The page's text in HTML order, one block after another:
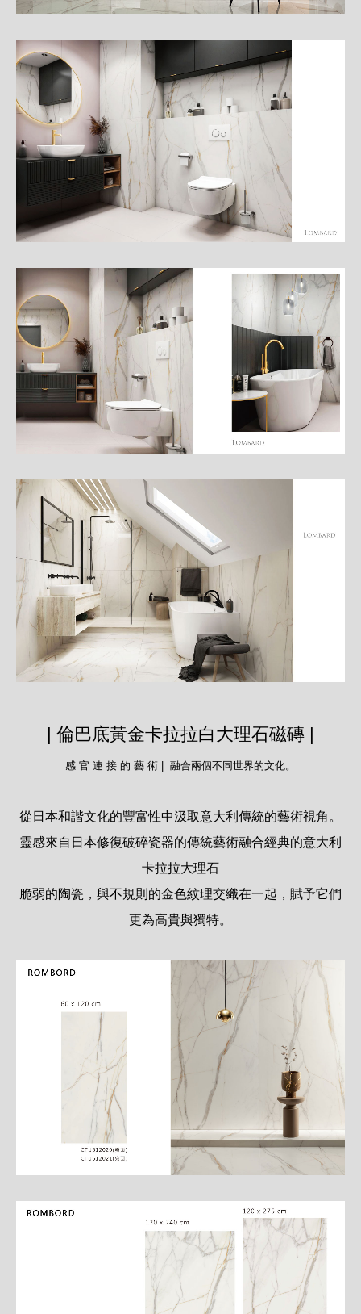
| 倫巴底黃金卡拉拉白大理石磁磚 |
感 官 連 接 的 藝 術 | 融合兩個不同世界的文化。
從日本和諧文化的豐富性中汲取意大利傳統的藝術視角。
靈感來自日本修復破碎瓷器的傳統藝術融合經典的意大利
卡拉拉大理石
脆弱的陶瓷，與不規則的金色紋理交織在一起，賦予它們
更為高貴與獨特。